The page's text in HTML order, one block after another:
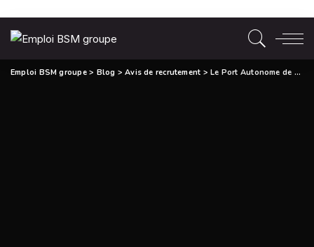
Emploi BSM groupe> Blog >Avis de recrutement >Le Port Autonome de Cotonou recrute Un Chargé du Pôle Communication Interne (H/F)